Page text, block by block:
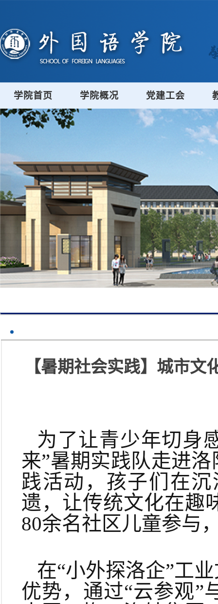
学院首页 学院概况 党建工会
【暑期社会实践】城市
为了让青少年切身
来”暑期实践队走进
践活动，孩子们在
遗，让传统文化在趣
80余名社区儿童参与
在“小外探洛企”工
优势，通过“云参观”